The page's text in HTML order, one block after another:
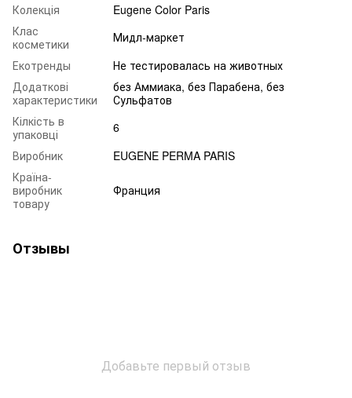
Колекція
Eugene Color Paris
Клас
косметики
Мидл-маркет
Екотренды
Не тестировалась на животных
Додаткові
характеристики
без Аммиака, без Парабена, без
Сульфатов
Кілкість в
упаковці
6
Виробник
EUGENE PERMA PARIS
Країна-
виробник
товару
Франция
Отзывы
Добавьте первый отзыв